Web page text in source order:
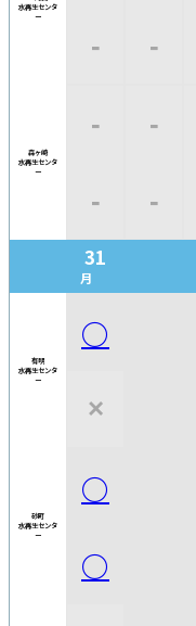
水再生センタ
ー
‐ ‐
森ヶ崎
水再生センタ
ー
‐
‐
‐
‐
31
月
有明
水再生センタ
ー
○
×
砂町
水再生センタ
ー
○
○